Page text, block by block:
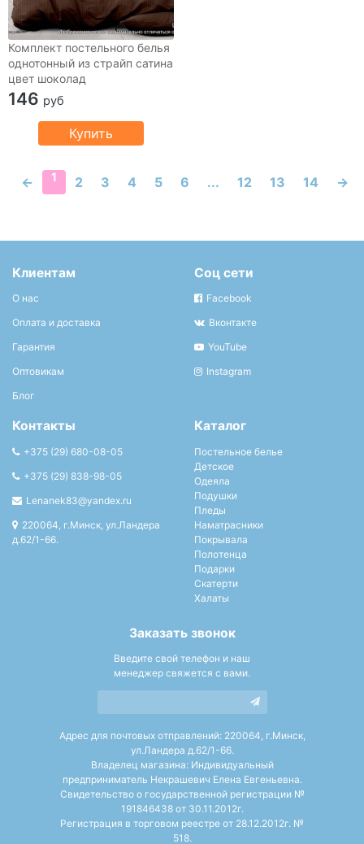
Комплект постельного белья
однотонный из страйп сатина
цвет шоколад
146 руб
Купить
← 1 2 3 4 5 6 ... 12 13 14 →
Клиентам
О нас
Оплата и доставка
Гарантия
Оптовикам
Блог
Соц сети
Facebook
Вконтакте
YouTube
Instagram
Контакты
+375 (29) 680-08-05
+375 (29) 838-98-05
Lenanek83@yandex.ru
220064, г.Минск, ул.Ландера
д.62/1-66.
Каталог
Постельное белье
Детское
Одеяла
Подушки
Пледы
Наматрасники
Покрывала
Полотенца
Подарки
Скатерти
Халаты
Заказать звонок
Введите свой телефон и наш
менеджер свяжется с вами.
Адрес для почтовых отправлений: 220064, г.Минск,
ул.Ландера д.62/1-66.
Владелец магазина: Индивидуальный
предприниматель Некрашевич Елена Евгеньевна.
Свидетельство о государственной регистрации №
191846438 от 30.11.2012г.
Регистрация в торговом реестре от 28.12.2012г. №
518.